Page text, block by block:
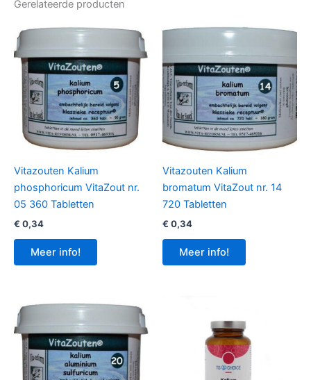
Gerelateerde producten
Vitazouten Kalium
phosphoricum VitaZout nr.
05 360 Tabletten
€ 0,34
Meer info!
Vitazouten Kalium
bromatum VitaZout nr. 14
720 Tabletten
€ 0,34
Meer info!